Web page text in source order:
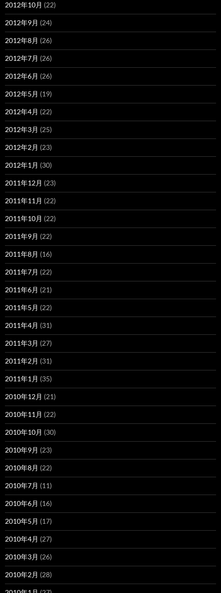
2012年10月 (22)
2012年9月 (24)
2012年8月 (26)
2012年7月 (26)
2012年6月 (26)
2012年5月 (19)
2012年4月 (22)
2012年3月 (25)
2012年2月 (23)
2012年1月 (30)
2011年12月 (23)
2011年11月 (22)
2011年10月 (22)
2011年9月 (22)
2011年8月 (16)
2011年7月 (22)
2011年6月 (21)
2011年5月 (22)
2011年4月 (31)
2011年3月 (27)
2011年2月 (31)
2011年1月 (35)
2010年12月 (21)
2010年11月 (22)
2010年10月 (30)
2010年9月 (23)
2010年8月 (22)
2010年7月 (11)
2010年6月 (16)
2010年5月 (17)
2010年4月 (27)
2010年3月 (26)
2010年2月 (28)